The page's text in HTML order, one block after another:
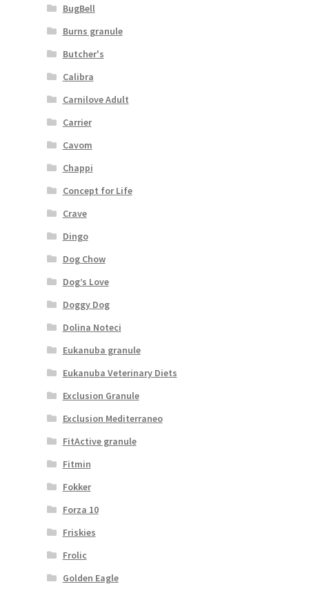
BugBell
Burns granule
Butcher's
Calibra
Carnilove Adult
Carrier
Cavom
Chappi
Concept for Life
Crave
Dingo
Dog Chow
Dog’s Love
Doggy Dog
Dolina Noteci
Eukanuba granule
Eukanuba Veterinary Diets
Exclusion Granule
Exclusion Mediterraneo
FitActive granule
Fitmin
Fokker
Forza 10
Friskies
Frolic
Golden Eagle